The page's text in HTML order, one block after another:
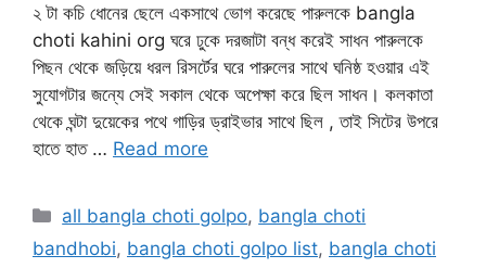
২ টা কচি ধোনের ছেলে একসাথে ভোগ করেছে পারুলকে bangla
choti kahini org ঘরে ঢুকে দরজাটা বন্ধ করেই সাধন পারুলকে
পিছন থেকে জড়িয়ে ধরল রিসর্টের ঘরে পারুলের সাথে ঘনিষ্ঠ হওয়ার এই
সুযোগটার জন্যে সেই সকাল থেকে অপেক্ষা করে ছিল সাধন। কলকাতা
থেকে ঘন্টা দুয়েকের পথে গাড়ির ড্রাইভার সাথে ছিল , তাই সিটের উপরে
হাতে হাত … Read more
Categories
all bangla choti golpo, bangla choti
bandhobi, bangla choti golpo list, bangla choti